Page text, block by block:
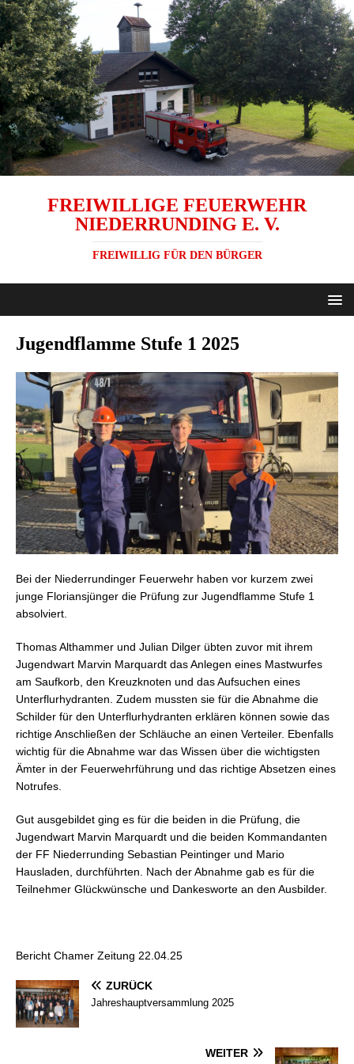
FREIWILLIGE FEUERWEHR
NIEDERRUNDING E. V.
FREIWILLIG FÜR DEN BÜRGER
Jugendflamme Stufe 1 2025
Bei der Niederrundinger Feuerwehr haben vor kurzem zwei
junge Floriansjünger die Prüfung zur Jugendflamme Stufe 1
absolviert.
Thomas Althammer und Julian Dilger übten zuvor mit ihrem
Jugendwart Marvin Marquardt das Anlegen eines Mastwurfes
am Saufkorb, den Kreuzknoten und das Aufsuchen eines
Unterflurhydranten. Zudem mussten sie für die Abnahme die
Schilder für den Unterflurhydranten erklären können sowie das
richtige Anschließen der Schläuche an einen Verteiler. Ebenfalls
wichtig für die Abnahme war das Wissen über die wichtigsten
Ämter in der Feuerwehrführung und das richtige Absetzen eines
Notrufes.
Gut ausgebildet ging es für die beiden in die Prüfung, die
Jugendwart Marvin Marquardt und die beiden Kommandanten
der FF Niederrunding Sebastian Peintinger und Mario
Hausladen, durchführten. Nach der Abnahme gab es für die
Teilnehmer Glückwünsche und Dankesworte an den Ausbilder.
Bericht Chamer Zeitung 22.04.25
ZURÜCK
Jahreshauptversammlung 2025
WEITER